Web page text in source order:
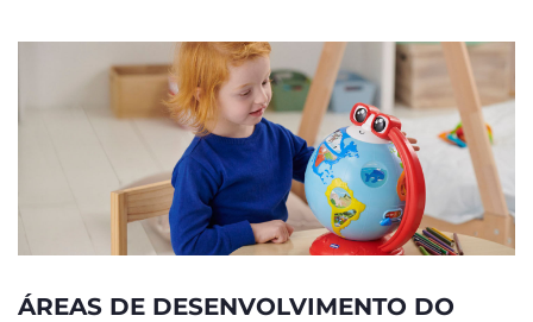
ÁREAS DE DESENVOLVIMENTO DO